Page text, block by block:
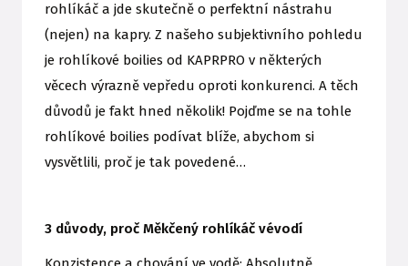
rohlíkáč a jde skutečně o perfektní nástrahu
(nejen) na kapry. Z našeho subjektivního pohledu
je rohlíkové boilies od KAPRPRO v některých
věcech výrazně vepředu oproti konkurenci. A těch
důvodů je fakt hned několik! Pojďme se na tohle
rohlíkové boilies podívat blíže, abychom si
vysvětlili, proč je tak povedené…
3 důvody, proč Měkčený rohlíkáč vévodí